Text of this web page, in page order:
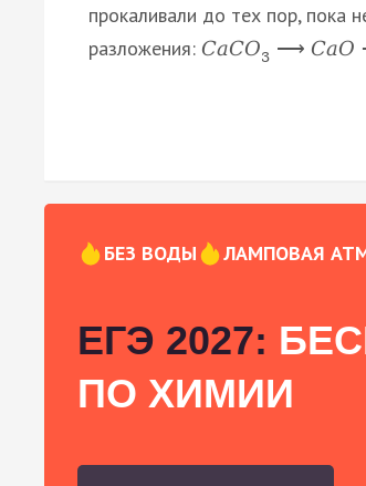
прокаливали до тех пор, пока
разложения: CaCO3 ⟶ CaO
БЕЗ ВОДЫ ЛАМПОВАЯ
ЕГЭ 2027:
ПО ХИМИИ